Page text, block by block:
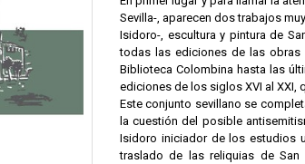
Sevilla-, aparecen dos trabajos
Isidoro-, escultura y pintura de
todas las ediciones de las obras
Biblioteca Colombina hasta las
ediciones de los siglos XVI al XXI,
Este conjunto sevillano se
la cuestión del posible
Isidoro iniciador de los estudios
traslado de las reliquias de San